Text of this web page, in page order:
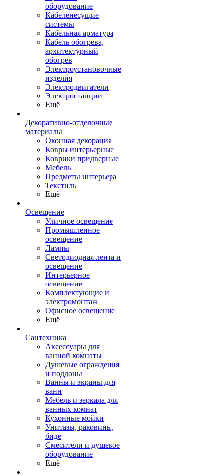
оборудование
Кабеленесущие
системы
Кабельная арматура
Кабель обогрева,
архитектурный
обогрев
Электроустановочные
изделия
Электродвигатели
Электростанции
Ещё
Декоративно-отделочные
материалы
Оконная декорация
Ковры интерьерные
Коврики придверные
Мебель
Предметы интерьера
Текстиль
Ещё
Освещение
Уличное освещение
Промышленное
освещение
Лампы
Светодиодная лента и
освещение
Интерьерное
освещение
Комплектующие и
электромонтаж
Офисное освещение
Ещё
Сантехника
Аксессуары для
ванной комнаты
Душевые ограждения
и поддоны
Ванны и экраны для
ванн
Мебель и зеркала для
ванных комнат
Кухонные мойки
Унитазы, раковины,
биде
Смесители и душевое
оборудование
Ещё